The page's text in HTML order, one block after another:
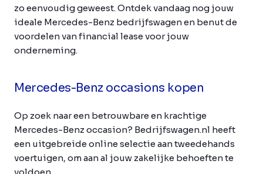
zo eenvoudig geweest. Ontdek vandaag nog jouw
ideale Mercedes-Benz bedrijfswagen en benut de
voordelen van financial lease voor jouw
onderneming.
Mercedes-Benz occasions kopen
Op zoek naar een betrouwbare en krachtige
Mercedes-Benz occasion? Bedrijfswagen.nl heeft
een uitgebreide online selectie aan tweedehands
voertuigen, om aan al jouw zakelijke behoeften te
voldoen.